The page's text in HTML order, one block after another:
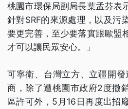
桃園市環保局副局長葉孟芬表
針對SRF的來源處理，以及污
要更完善，至少要落實跟歐盟
才可以讓民眾安心。」
可寧衛、台灣立方、立疆開發
商，除了遭桃園市政府2度撤
區許可外，5月16日再度出招